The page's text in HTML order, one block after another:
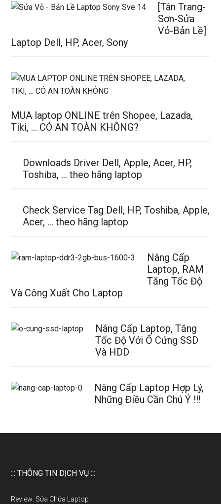
[Tân Trang-
Sơn-Sửa
Vỏ-Bản Lề]
Laptop Dell, HP, Acer, Sony
MUA laptop ONLINE trên Shopee, Lazada,
Tiki, … CÓ AN TOÀN KHÔNG?
Downloads Driver Dell, Apple, Acer, HP,
Toshiba, … theo hãng laptop
Check Service Tag Dell, HP, Toshiba, Apple,
Acer, … theo hãng laptop
Nâng Cấp
Laptop, RAM
Tăng Tốc Độ
Và Công Xuất Cho Laptop
Nâng Cấp Laptop, Tăng
Tốc Độ Với Ổ Cứng SSD
Và HDD
Nâng Cấp Laptop Hợp Lý,
Những Điều Cần Chú Ý !!!
::: THÔNG TIN DỊCH VỤ :::
Review: Sửa Chữa Laptop